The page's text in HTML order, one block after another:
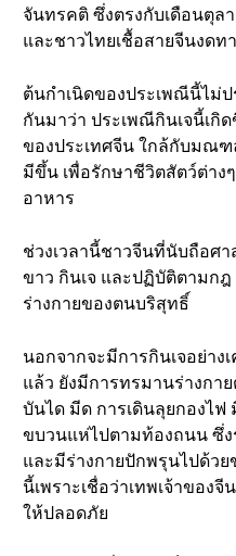
จันทรคติ ซึ่งตรงกับเดือนตุล
และชาวไทยเชื้อสายจีนงดท
ต้นกำเนิดของประเพณีนี้ไม่
กันมาว่า ประเพณีกินเจนี้เกิ
ของประเทศจีน ใกล้กับมณฑ
มีขึ้น เพื่อรักษาชีวิตสัตว์ต่าง
อาหาร
ช่วงเวลานี้ชาวจีนที่นับถือศ
ขาว กินเจ และปฏิบัติตามกฎ
ร่างกายของตนบริสุทธิ์
นอกจากจะมีการกินเจอย่า
แล้ว ยังมีการทรมานร่างกา
บันได มีด การเดินลุยกองไ
ขบวนแห่ไปตามท้องถนน ซึ่ง
และมีร่างกายปักพรุนไปด้ว
นี้เพราะเชื่อว่าเทพเจ้าของ
ให้ปลอดภัย